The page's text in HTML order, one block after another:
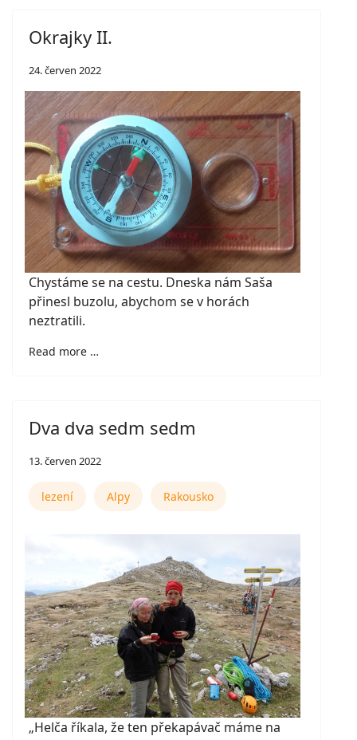
Okrajky II.
24. červen 2022
Chystáme se na cestu. Dneska nám Saša
přinesl buzolu, abychom se v horách
neztratili.
Read more …
Dva dva sedm sedm
13. červen 2022
lezení Alpy Rakousko
„Helča říkala, že ten překapávač máme na